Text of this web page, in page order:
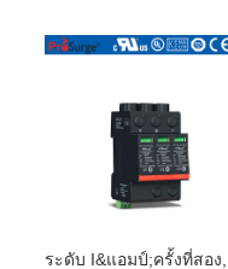
ระดับ I&แอมป์;ครั้งที่สอง,